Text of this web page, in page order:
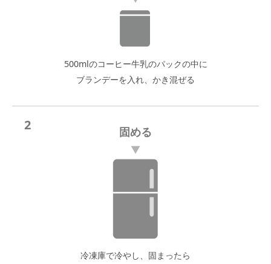
500mlのコーヒー牛乳のパックの中に
ブランデーを入れ、かき混ぜる
2 固める
冷凍庫で冷やし、固まったら